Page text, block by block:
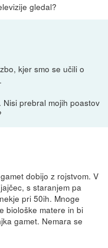
gledal?
kjer smo se učili o
prebral mojih poastov
dobijo z rojstvom. V
s staranjem pa
pri 50ih. Mnoge
biološke matere in bi
gamet. Nemara se